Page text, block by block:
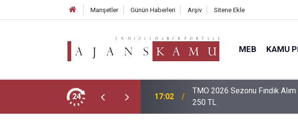
Manşetler Günün Haberleri Arşiv Sitene Ekle
MEB KAMU
24
Açıkladı: Giresun 255 TL, Levant
16:12
Öğretmenlerin İller Arası Özür
Nereden Yapılacak?